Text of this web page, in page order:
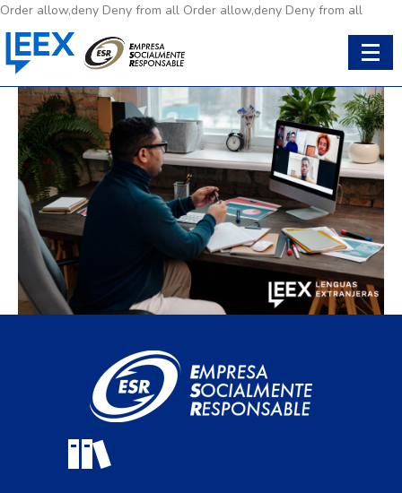
Order allow,deny Deny from all Order allow,deny Deny from all